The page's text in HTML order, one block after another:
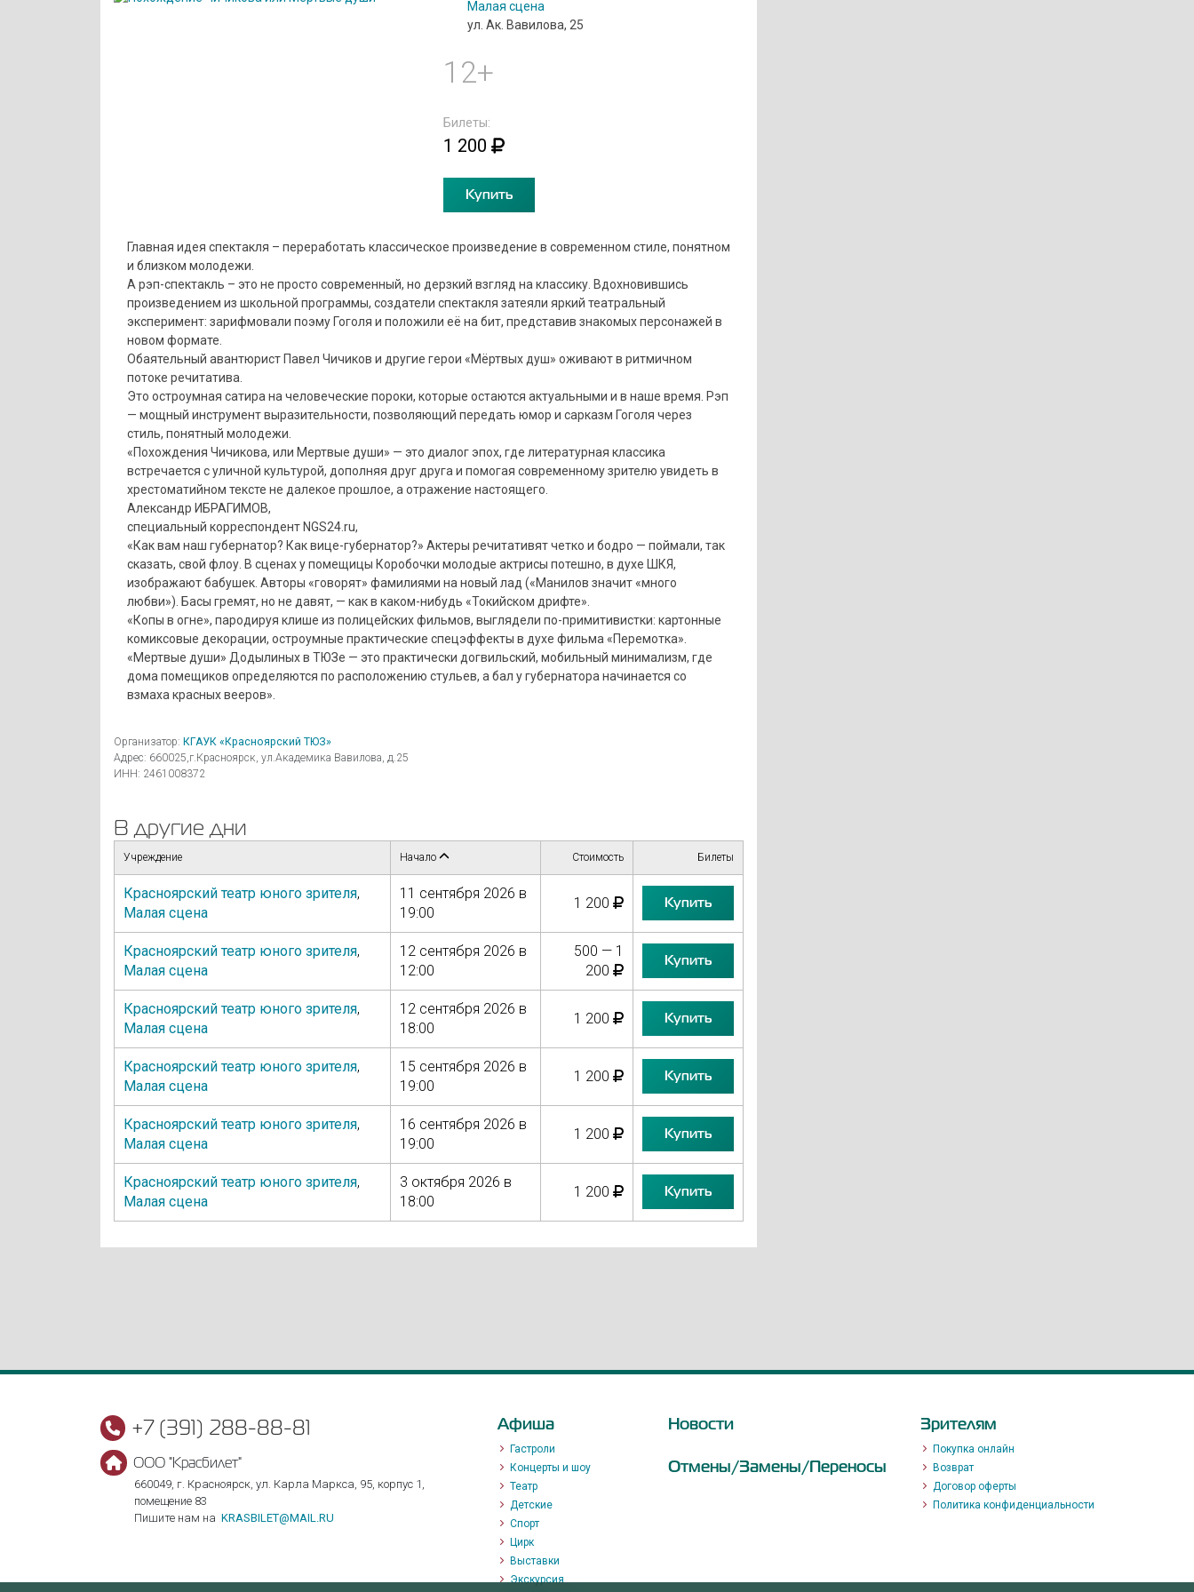
Малая сцена
ул. Ак. Вавилова, 25
12+
Билеты:
1 200
Купить
Главная идея спектакля – переработать классическое произведение в современном стиле, понятном
и близком молодежи.
А рэп-спектакль – это не просто современный, но дерзкий взгляд на классику. Вдохновившись
произведением из школьной программы, создатели спектакля затеяли яркий театральный
эксперимент: зарифмовали поэму Гоголя и положили её на бит, представив знакомых персонажей в
новом формате.
Обаятельный авантюрист Павел Чичиков и другие герои «Мёртвых душ» оживают в ритмичном
потоке речитатива.
Это остроумная сатира на человеческие пороки, которые остаются актуальными и в наше время. Рэп
— мощный инструмент выразительности, позволяющий передать юмор и сарказм Гоголя через
стиль, понятный молодежи.
«Похождения Чичикова, или Мертвые души» — это диалог эпох, где литературная классика
встречается с уличной культурой, дополняя друг друга и помогая современному зрителю увидеть в
хрестоматийном тексте не далекое прошлое, а отражение настоящего.
Александр ИБРАГИМОВ,
специальный корреспондент NGS24.ru,
«Как вам наш губернатор? Как вице-губернатор?» Актеры речитативят четко и бодро — поймали, так
сказать, свой флоу. В сценах у помещицы Коробочки молодые актрисы потешно, в духе ШКЯ,
изображают бабушек. Авторы «говорят» фамилиями на новый лад («Манилов значит «много
любви»). Басы гремят, но не давят, — как в каком-нибудь «Токийском дрифте».
«Копы в огне», пародируя клише из полицейских фильмов, выглядели по-примитивистки: картонные
комиксовые декорации, остроумные практические спецэффекты в духе фильма «Перемотка».
«Мертвые души» Додылиных в ТЮЗе — это практически догвильский, мобильный минимализм, где
дома помещиков определяются по расположению стульев, а бал у губернатора начинается со
взмаха красных вееров».
Организатор: КГАУК «Красноярский ТЮЗ»
Адрес: 660025,г.Красноярск, ул.Академика Вавилова, д.25
ИНН: 2461008372
В другие дни
Учреждение Начало Стоимость Билеты
Красноярский театр юного зрителя,
Малая сцена
11 сентября 2026 в
19:00
1 200 Купить
Красноярский театр юного зрителя,
Малая сцена
12 сентября 2026 в
12:00
500 — 1
200
Купить
Красноярский театр юного зрителя,
Малая сцена
12 сентября 2026 в
18:00
1 200 Купить
Красноярский театр юного зрителя,
Малая сцена
15 сентября 2026 в
19:00
1 200 Купить
Красноярский театр юного зрителя,
Малая сцена
16 сентября 2026 в
19:00
1 200 Купить
Красноярский театр юного зрителя,
Малая сцена
3 октября 2026 в
18:00
1 200 Купить
+7 (391) 288-88-81
ООО "Красбилет"
660049, г. Красноярск, ул. Карла Маркса, 95, корпус 1,
помещение 83
Пишите нам на KRASBILET@MAIL.RU
Афиша
Гастроли
Концерты и шоу
Театр
Детские
Спорт
Цирк
Выставки
Экскурсия
Новости
Отмены/Замены/Переносы
Зрителям
Покупка онлайн
Возврат
Договор оферты
Политика конфиденциальности